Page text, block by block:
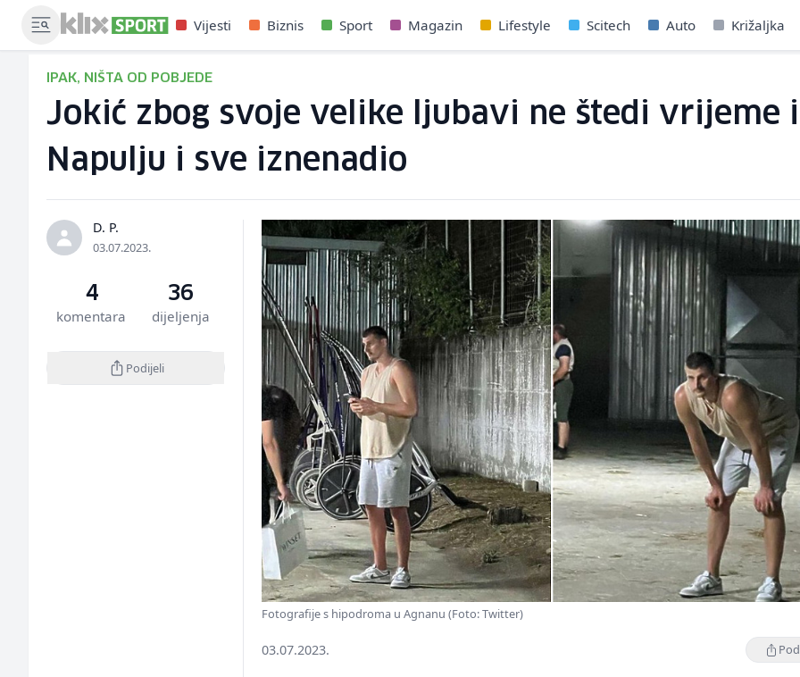
Vijesti Biznis Sport Magazin Lifestyle Scitech Auto Križaljka
IPAK, NIŠTA OD POBJEDE
Jokić zbog svoje velike ljubavi ne štedi vrijeme
Napulju i sve iznenadio
D. P.
03.07.2023.
4
komentara
36
dijeljenja
Podijeli
Fotografije s hipodroma u Agnanu (Foto: Twitter)
03.07.2023.